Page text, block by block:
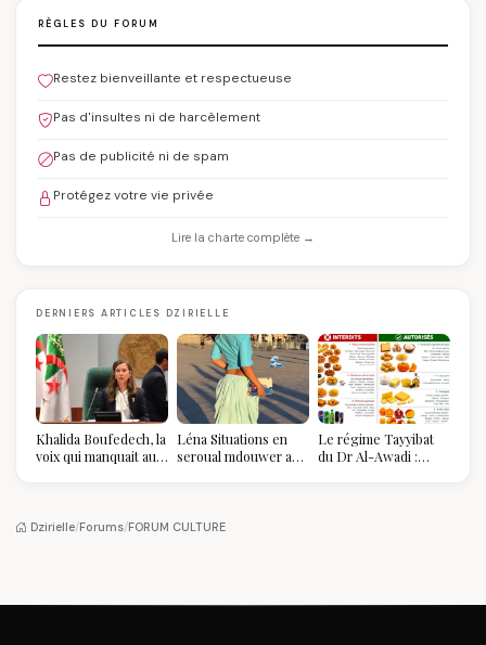
RÈGLES DU FORUM
Restez bienveillante et respectueuse
Pas d'insultes ni de harcèlement
Pas de publicité ni de spam
Protégez votre vie privée
Lire la charte complète →
DERNIERS ARTICLES DZIRIELLE
Khalida Boufedech, la
voix qui manquait au
Léna Situations en
seroual mdouwer au
pièce mode de l'été
Le régime Tayyibat
du Dr Al-Awadi :
Dzirielle/Forums/FORUM CULTURE